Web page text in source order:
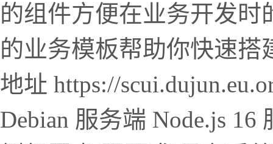
的组件方便在业务开发
的业务模板帮助你快速
地址 https://
Debian 服务端 Node.js